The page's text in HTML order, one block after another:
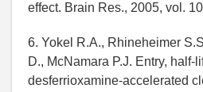
effect. Brain Res., 2005, vol.
6. Yokel R.A., Rhineheimer
D., McNamara P.J. Entry, half-
desferrioxamine-accelerated